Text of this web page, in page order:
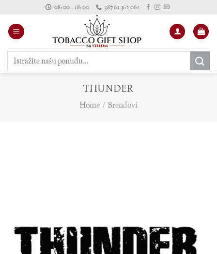
content
08:00 - 18:00 387 61 362 062
Pretraži:
THUNDER
Home / Brendovi